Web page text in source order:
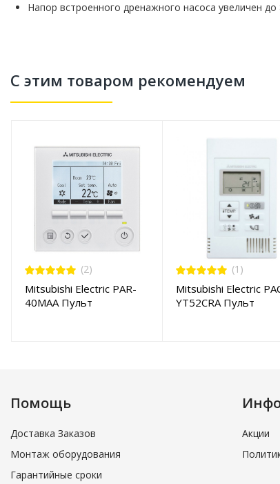
Напор встроенного дренажного насоса увеличен
С этим товаром рекомендуем
(2)
Mitsubishi Electric PAR-
40MAA Пульт
(1)
Mitsubishi Electric
YT52CRA Пульт
Помощь
Доставка Заказов
Монтаж оборудования
Гарантийные сроки
Акции